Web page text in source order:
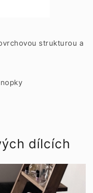
strukturou a
dílcích